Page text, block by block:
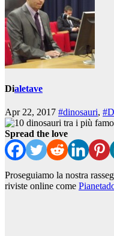
Dialetave
Apr 22, 2017 #dinosauri,
Spread the love
Proseguiamo la nostra
riviste online come